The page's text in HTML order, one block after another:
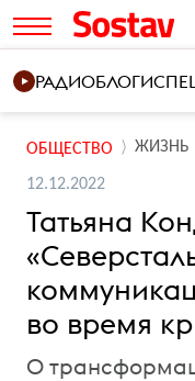
РАДИОБЛОГИ
ОБЩЕСТВО ЖИЗНЬ
12.12.2022
Татьяна
во время
О